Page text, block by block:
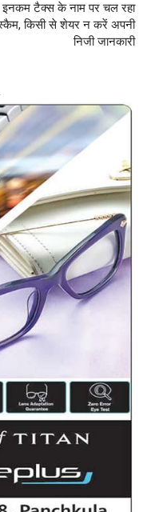
इनकम टैक्स के नाम पर चल रहा
किसी से शेयर न करें अपनी
निजी जानकारी